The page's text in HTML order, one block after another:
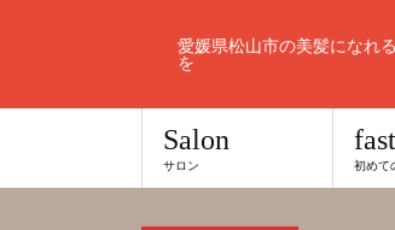
愛媛県松山市の美髪になれ
を
Salon
サロン 初めて